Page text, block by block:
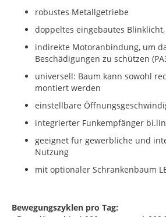
robustes Metallgetriebe
doppeltes eingebautes
indirekte Motoranbindung, um
Beschädigungen zu schützen
universell: Baum kann sowohl
montiert werden
einstellbare
integrierter Funkempfänger
geeignet für gewerbliche und
Nutzung
mit optionaler Schrankenbaum
Bewegungszyklen pro Tag: